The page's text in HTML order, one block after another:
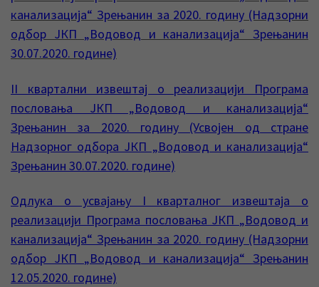
канализација“ Зрењанин за 2020. годину (Надзорни
одбор ЈКП „Водовод и канализација“ Зрењанин
30.07.2020. године)
II квартални извештај о реализацији Програма
пословања ЈКП „Водовод и канализација“
Зрењанин за 2020. годину (Усвојен од стране
Надзорног одбора ЈКП „Водовод и канализација“
Зрењанин 30.07.2020. године)
Одлука о усвајању I кварталног извештаја о
реализацији Програма пословања ЈКП „Водовод и
канализација“ Зрењанин за 2020. годину (Надзорни
одбор ЈКП „Водовод и канализација“ Зрењанин
12.05.2020. године)